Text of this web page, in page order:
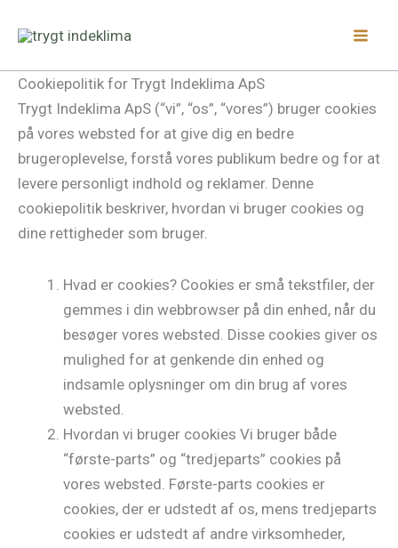
Cookiepolitik for Trygt Indeklima ApS
Trygt Indeklima ApS (“vi”, “os”, “vores”) bruger cookies
på vores websted for at give dig en bedre
brugeroplevelse, forstå vores publikum bedre og for at
levere personligt indhold og reklamer. Denne
cookiepolitik beskriver, hvordan vi bruger cookies og
dine rettigheder som bruger.
Hvad er cookies? Cookies er små tekstfiler, der
gemmes i din webbrowser på din enhed, når du
besøger vores websted. Disse cookies giver os
mulighed for at genkende din enhed og
indsamle oplysninger om din brug af vores
websted.
Hvordan vi bruger cookies Vi bruger både
“første-parts” og “tredjeparts” cookies på
vores websted. Første-parts cookies er
cookies, der er udstedt af os, mens tredjeparts
cookies er udstedt af andre virksomheder,